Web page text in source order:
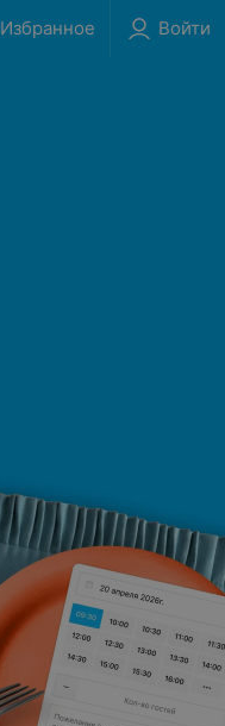
Избранное Войти